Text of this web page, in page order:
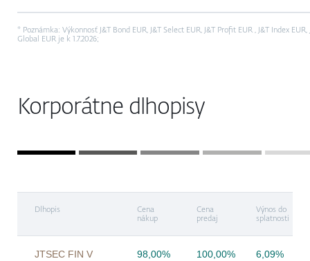
* Poznámka: Výkonnosť J&T Bond EUR, J&T Select EUR, J&T Profit EUR , J&T Index
Global EUR je k 1.7.2026;
Korporátne dlhopisy
Dlhopis
Cena
nákup
Cena
predaj
Výnos do
splatnosti
JTSEC FIN V
98,00% 100,00% 6,09%